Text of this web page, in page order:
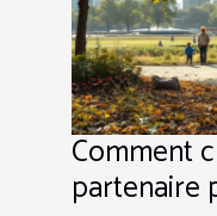
Comment
partenaire